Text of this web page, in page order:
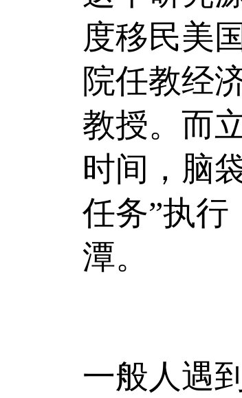
度移民美
院任教经
教授。而
时间，脑
任务”执
潭。
一般人遇